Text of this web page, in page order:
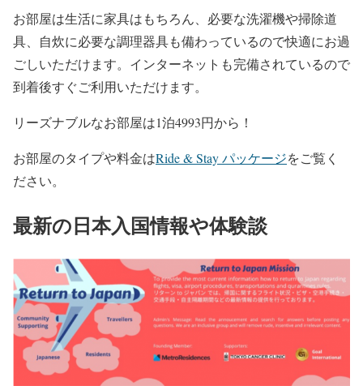
お部屋は生活に家具はもちろん、必要な洗濯機や掃除道
具、自炊に必要な調理器具も備わっているので快適にお過
ごしいただけます。インターネットも完備されているので
到着後すぐご利用いただけます。
リーズナブルなお部屋は1泊4993円から！
お部屋のタイプや料金はRide & Stay パッケージをご覧く
ださい。
最新の日本入国情報や体験談